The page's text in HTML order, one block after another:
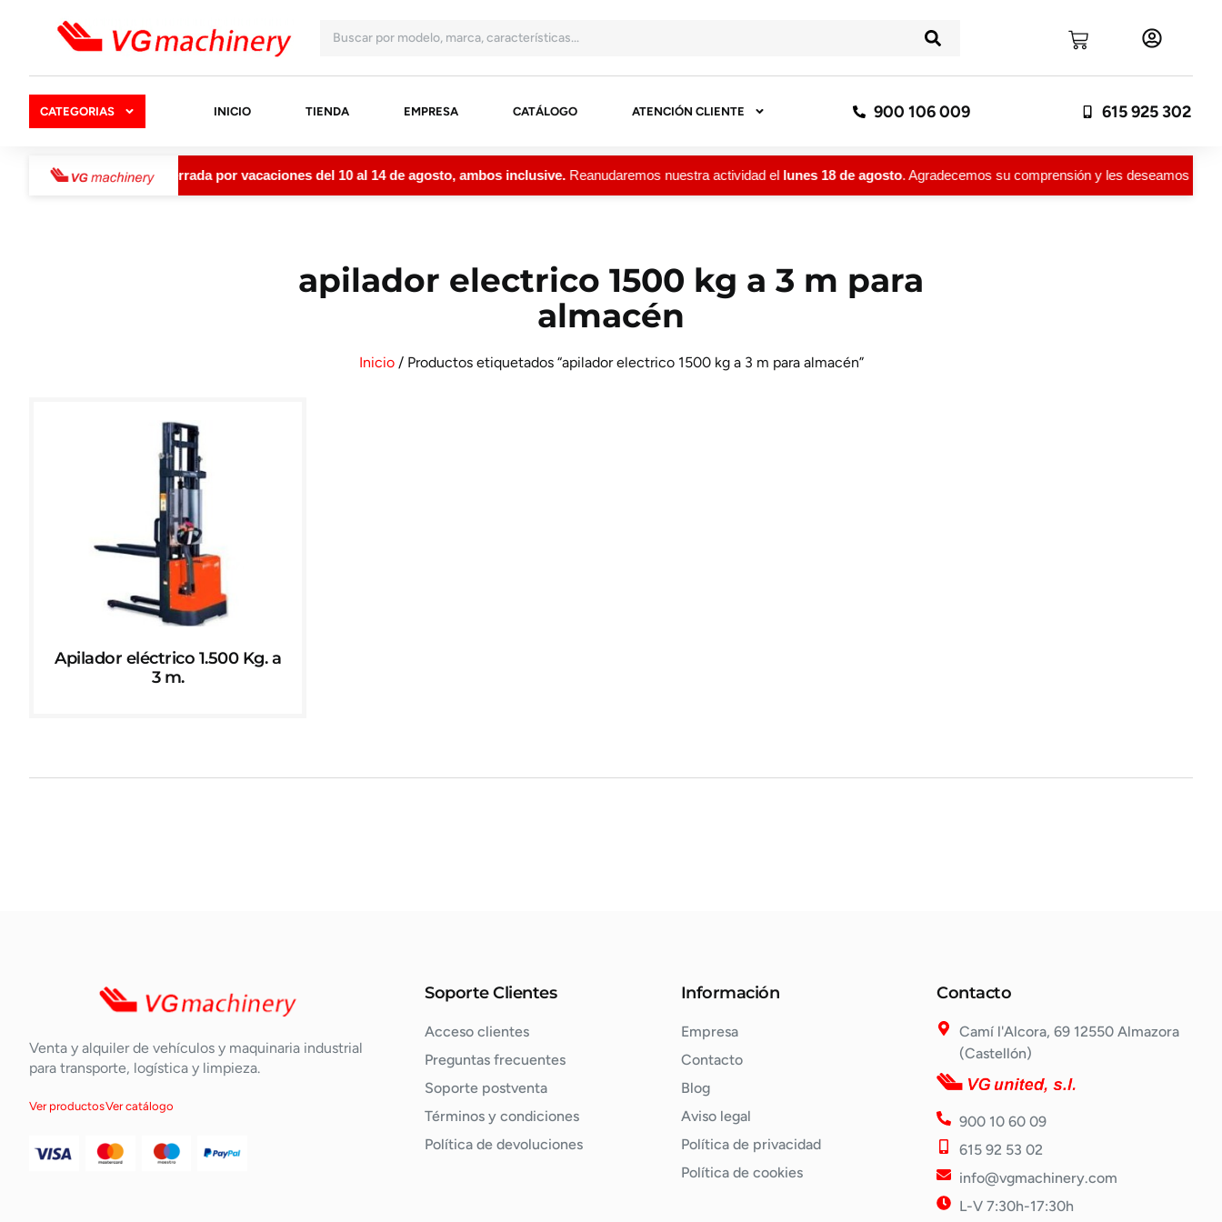
CATEGORIAS INICIO TIENDA EMPRESA CATÁLOGO ATENCIÓN CLIENTE 900 106 009 615 925 302
permanecerá cerrada por vacaciones del 10 al 14 de agosto, ambos inclusive.Reanudaremos nuestra actividad el lunes 18 de agosto. Agradecemos su comprensión y les deseamos un
apilador electrico 1500 kg a 3 m para
almacén
Inicio/ Productos etiquetados “apilador electrico 1500 kg a 3 m para almacén”
Apilador eléctrico 1.500 Kg. a
3 m.
Venta y alquiler de vehículos y maquinaria industrial
para transporte, logística y limpieza.
Ver productosVer catálogo
Soporte Clientes
Acceso clientes
Preguntas frecuentes
Soporte postventa
Términos y condiciones
Política de devoluciones
Información
Empresa
Contacto
Blog
Aviso legal
Política de privacidad
Política de cookies
Contacto
Camí l'Alcora, 69 12550 Almazora
(Castellón)
900 10 60 09
615 92 53 02
info@vgmachinery.com
L-V 7:30h-17:30h